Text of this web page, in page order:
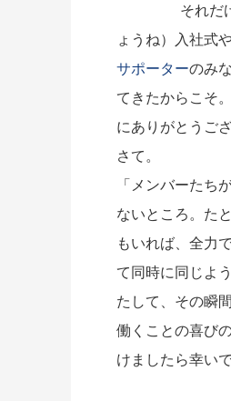
それだ
ょうね）入社式
サポーターのみ
てきたからこそ
にありがとうご
さて。
「メンバーたち
ないところ。た
もいれば、全力
て同時に同じよ
たして、その瞬
働くことの喜び
けましたら幸い